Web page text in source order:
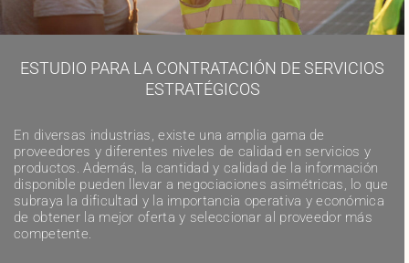
ESTUDIO PARA LA CONTRATACIÓN DE SERVICIOS
ESTRATÉGICOS
En diversas industrias, existe una amplia gama de
proveedores y diferentes niveles de calidad en servicios y
productos. Además, la cantidad y calidad de la información
disponible pueden llevar a negociaciones asimétricas, lo que
subraya la dificultad y la importancia operativa y económica
de obtener la mejor oferta y seleccionar al proveedor más
competente.